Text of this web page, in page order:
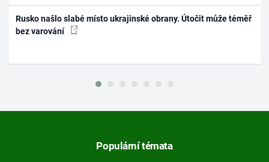
Rusko našlo slabé místo ukrajinské obrany. Útočit může téměř
bez varování
Populární témata